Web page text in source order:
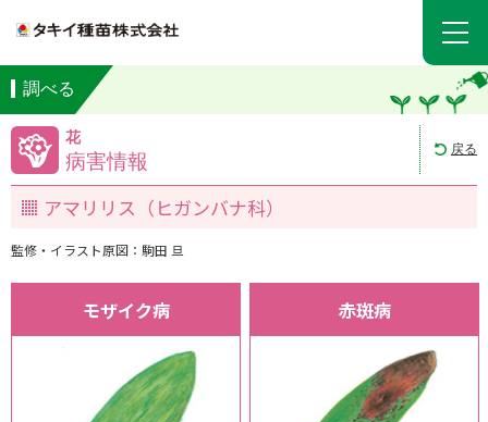
調べる
花
病害情報
戻る
アマリリス（ヒガンバナ科）
監修・イラスト原図：駒田 旦
モザイク病 赤斑病